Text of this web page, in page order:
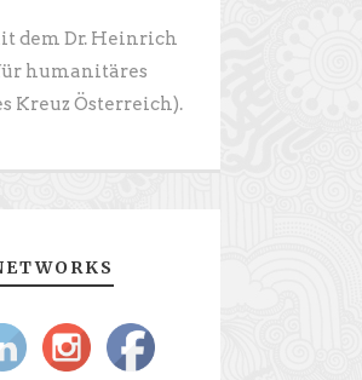
dem Dr. Heinrich
humanitäres
Kreuz Österreich).